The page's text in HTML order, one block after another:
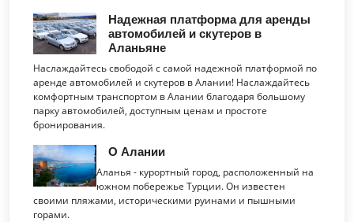
Надежная платформа для аренды
автомобилей и скутеров в
Аланьяне
Наслаждайтесь свободой с самой надежной платформой по
аренде автомобилей и скутеров в Алании! Наслаждайтесь
комфортным транспортом в Алании благодаря большому
парку автомобилей, доступным ценам и простоте
бронирования.
О Алании
Аланья - курортный город, расположенный на
южном побережье Турции. Он известен
своими пляжами, историческими руинами и пышными
горами.